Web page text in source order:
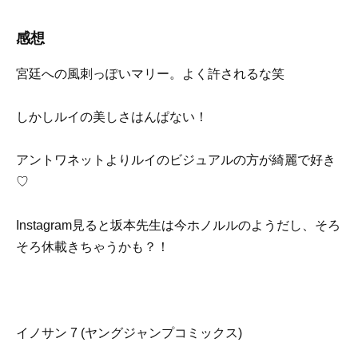
感想
宮廷への風刺っぽいマリー。よく許されるな笑
しかしルイの美しさはんぱない！
アントワネットよりルイのビジュアルの方が綺麗で好き
♡
Instagram見ると坂本先生は今ホノルルのようだし、そろ
そろ休載きちゃうかも？！
イノサン 7 (ヤングジャンプコミックス)